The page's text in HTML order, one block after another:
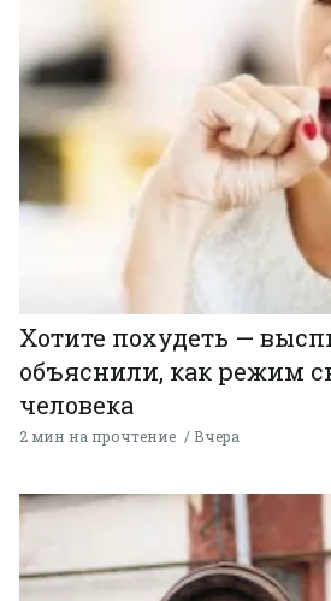
Хотите похудеть —
объяснили, как режим
человека
2 мин на прочтение Вчера